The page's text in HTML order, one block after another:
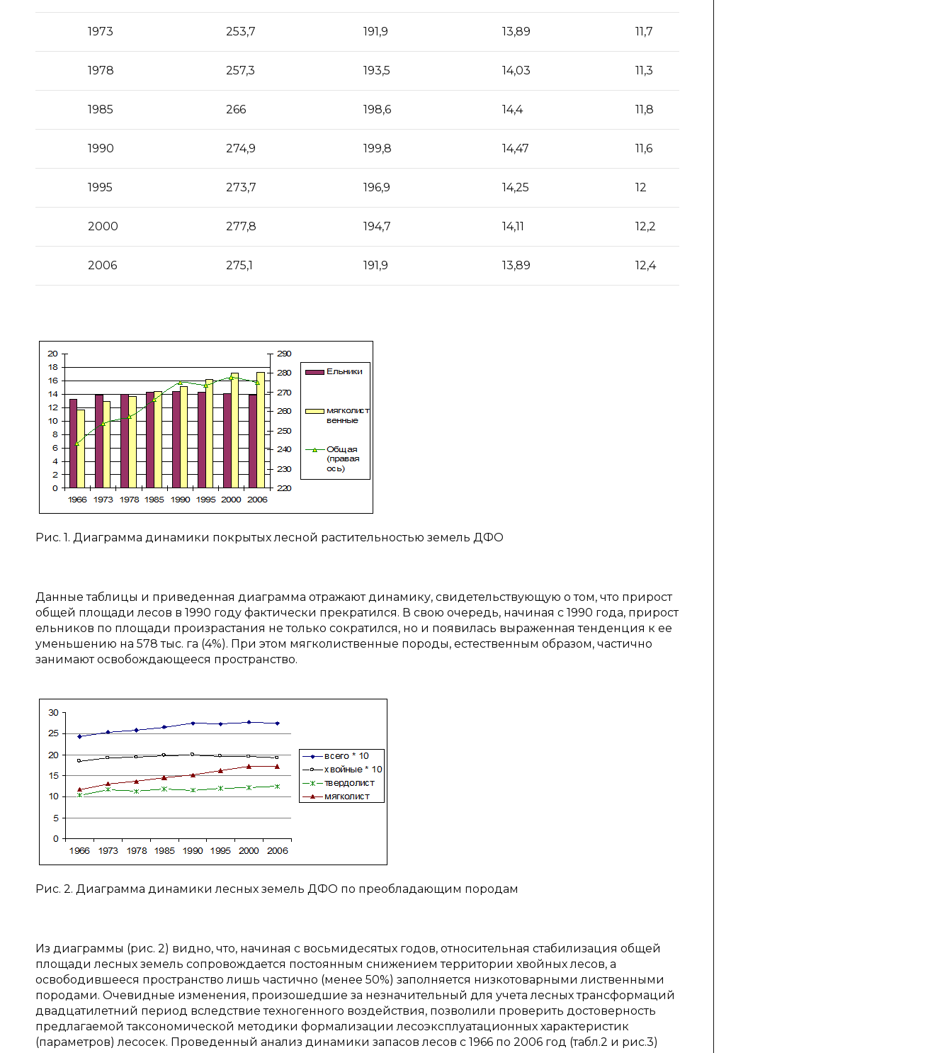
1973 253,7 191,9 13,89 11,7
1978 257,3 193,5 14,03 11,3
1985 266 198,6 14,4 11,8
1990 274,9 199,8 14,47 11,6
1995 273,7 196,9 14,25 12
2000 277,8 194,7 14,11 12,2
2006 275,1 191,9 13,89 12,4
Рис. 1. Диаграмма динамики покрытых лесной растительностью земель ДФО
Данные таблицы и приведенная диаграмма отражают динамику, свидетельствующую о том, что прирост
общей площади лесов в 1990 году фактически прекратился. В свою очередь, начиная с 1990 года, прирост
ельников по площади произрастания не только сократился, но и появилась выраженная тенденция к ее
уменьшению на 578 тыс. га (4%). При этом мягколиственные породы, естественным образом, частично
занимают освобождающееся пространство.
Рис. 2. Диаграмма динамики лесных земель ДФО по преобладающим породам
Из диаграммы (рис. 2) видно, что, начиная с восьмидесятых годов, относительная стабилизация общей
площади лесных земель сопровождается постоянным снижением территории хвойных лесов, а
освободившееся пространство лишь частично (менее 50%) заполняется низкотоварными лиственными
породами. Очевидные изменения, произошедшие за незначительный для учета лесных трансформаций
двадцатилетний период вследствие техногенного воздействия, позволили проверить достоверность
предлагаемой таксономической методики формализации лесоэксплуатационных характеристик
(параметров) лесосек. Проведенный анализ динамики запасов лесов с 1966 по 2006 год (табл.2 и рис.3)